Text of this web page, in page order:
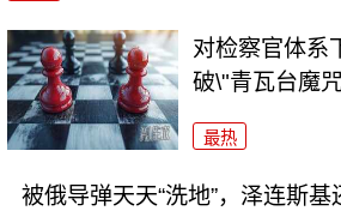
对检察官体系
破\"青瓦台魔
最热
被俄导弹天天“洗地”，泽连斯基